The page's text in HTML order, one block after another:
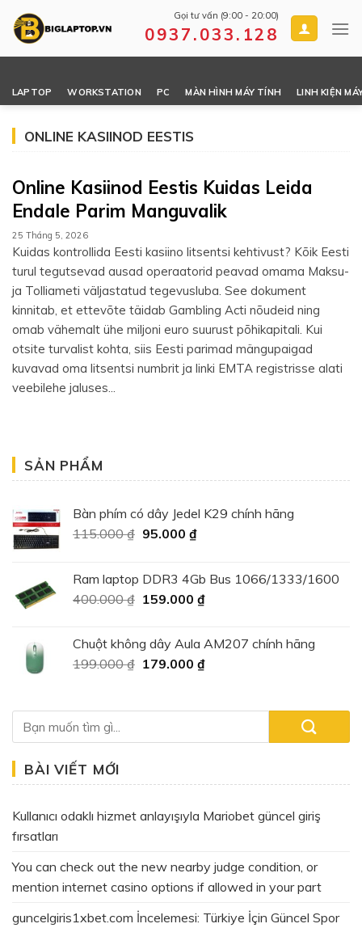
Gọi tư vấn (9:00 - 20:00)
0937.033.128
LAPTOP WORKSTATION PC MÀN HÌNH MÁY TÍNH LINH KIỆN
ONLINE KASIINOD EESTIS
Online Kasiinod Eestis Kuidas Leida
Endale Parim Manguvalik
25 Tháng 5, 2026
Kuidas kontrollida Eesti kasiino litsentsi kehtivust? Kõik Eesti
turul tegutsevad ausad operaatorid peavad omama Maksu-
ja Tolliameti väljastatud tegevusluba. See dokument
kinnitab, et ettevõte täidab Gambling Acti nõudeid ning
omab vähemalt ühe miljoni euro suurust põhikapitali. Kui
otsite turvalist kohta, siis Eesti parimad mängupaigad
kuvavad oma litsentsi numbrit ja linki EMTA registrisse alati
veebilehe jaluses...
SẢN PHẨM
Bàn phím có dây Jedel K29 chính hãng
115.000₫ Giá
115.000 ₫.
95.000 ₫Giá
là:
95.000 ₫.
Ram laptop DDR3 4Gb Bus 1066/1333/1600
400.000₫ Giá
400.000 ₫.
159.000 ₫Giá
là:
159.000 ₫.
Chuột không dây Aula AM207 chính hãng
199.000₫ Giá
199.000 ₫.
179.000 ₫Giá
là:
BÀI VIẾT MỚI
Kullanıcı odaklı hizmet anlayışıyla Mariobet güncel giriş
fırsatları
You can check out the new nearby judge condition, or
mention internet casino options if allowed in your part
guncelgiris1xbet.com İncelemesi: Türkiye İçin Güncel Spor